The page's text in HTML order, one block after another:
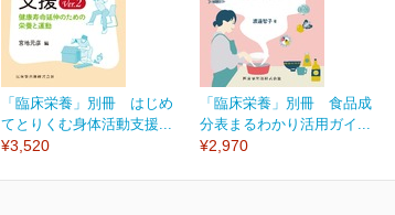
「臨床栄養」別冊 はじめ
てとりくむ身体活動支援...
¥3,520
「臨床栄養」別冊 食品成
分表まるわかり活用ガイ...
¥2,970